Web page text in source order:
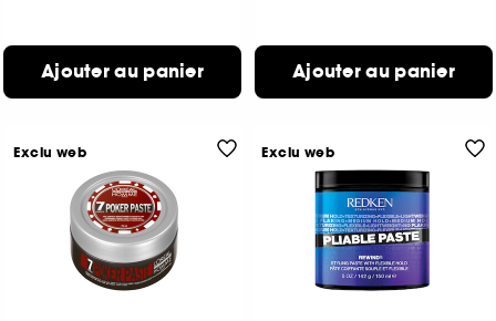
Ajouter au panier Ajouter au panier
Exclu web Exclu web